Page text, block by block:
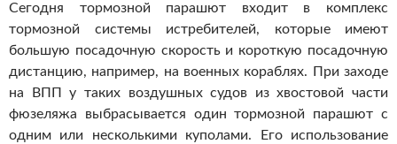
Сегодня тормозной парашют входит в комплекс
тормозной системы истребителей, которые имеют
большую посадочную скорость и короткую посадочную
дистанцию, например, на военных кораблях. При заходе
на ВПП у таких воздушных судов из хвостовой части
фюзеляжа выбрасывается один тормозной парашют с
одним или несколькими куполами. Его использование